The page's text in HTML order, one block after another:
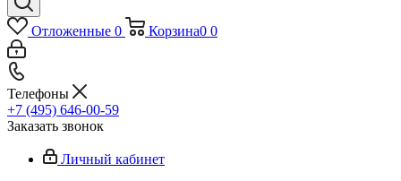
Отложенные 0 Корзина0 0
Телефоны
+7 (495) 646-00-59
Заказать звонок
Личный кабинет